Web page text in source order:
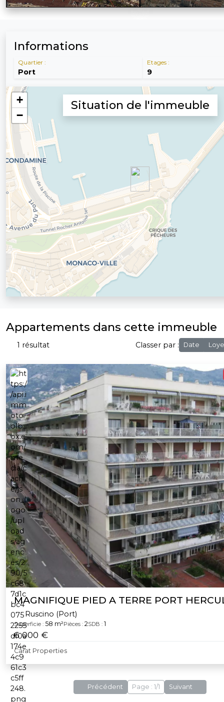
Informations
Quartier :
Port
Etages :
9
Situation de l'immeuble
Appartements dans cette immeuble
1 résultat Classer par : Date
MAGNIFIQUE PIED A TERRE PORT
Ruscino (Port)
Superficie : 58 m²Pièces : 2SDB : 1
6 000 €
Carat Properties
Précédent Page : 1/1 Suivant